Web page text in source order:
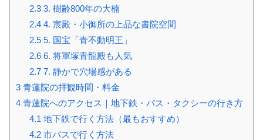
2.33. 樹齢800年の大楠
2.44. 宸殿・小御所の上品な書院空間
2.55. 国宝「青不動明王」
2.66. 将軍塚青龍殿も人気
2.77. 静かで穴場感がある
3 青蓮院の拝観時間・料金
4 青蓮院へのアクセス｜地下鉄・バス・タクシーの行き方
4.1 地下鉄で行く方法（最もおすすめ）
4.2市バスで行く方法